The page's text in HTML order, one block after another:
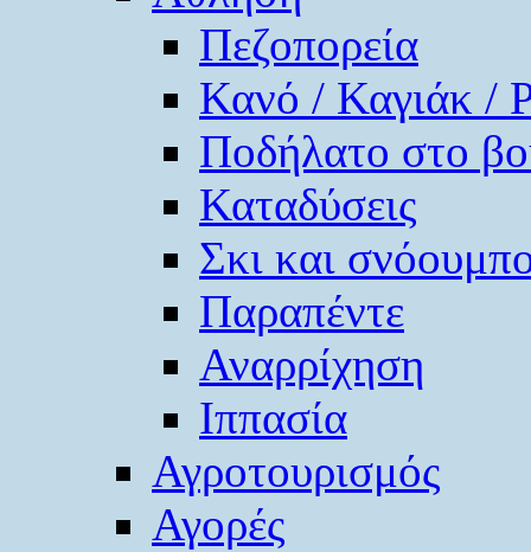
Πεζοπορεία
Κανό / Καγιάκ /
Ποδήλατο στο
Καταδύσεις
Σκι και
Παραπέντε
Αναρρίχηση
Ιππασία
Αγροτουρισμός
Αγορές